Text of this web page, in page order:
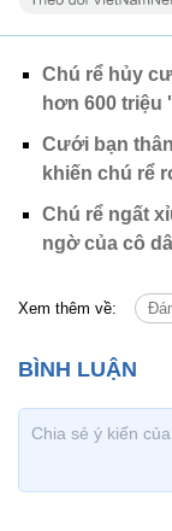
Chú rể hủy
hơn 600 triệu
Cưới bạn
khiến chú rể
Chú rể ngất
ngờ của cô
Xem thêm về: